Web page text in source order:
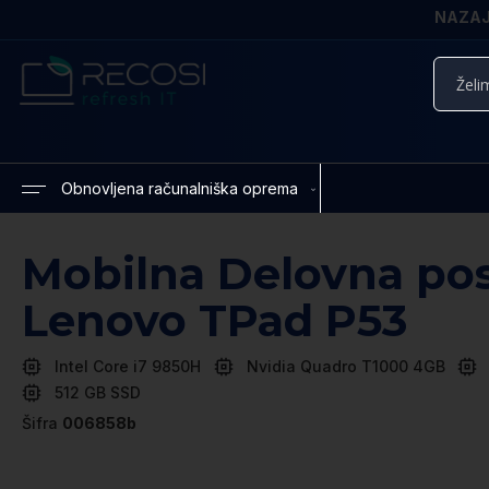
Obnovljena računalniška oprema
Mobilna Delovna
Lenovo TPad P53
Intel Core i7 9850H
Nvidia Quadro T1000 4GB
512 GB SSD
Šifra 006858b